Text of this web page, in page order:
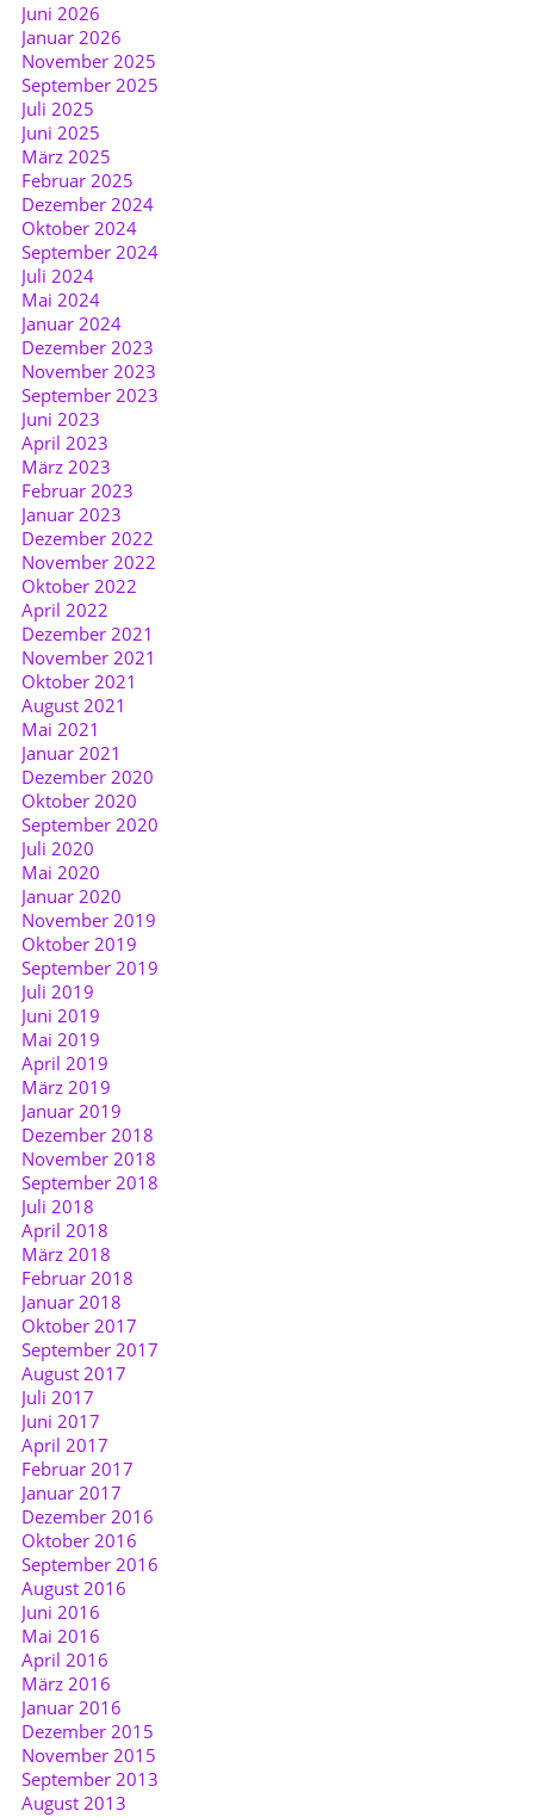
Juni 2026
Januar 2026
November 2025
September 2025
Juli 2025
Juni 2025
März 2025
Februar 2025
Dezember 2024
Oktober 2024
September 2024
Juli 2024
Mai 2024
Januar 2024
Dezember 2023
November 2023
September 2023
Juni 2023
April 2023
März 2023
Februar 2023
Januar 2023
Dezember 2022
November 2022
Oktober 2022
April 2022
Dezember 2021
November 2021
Oktober 2021
August 2021
Mai 2021
Januar 2021
Dezember 2020
Oktober 2020
September 2020
Juli 2020
Mai 2020
Januar 2020
November 2019
Oktober 2019
September 2019
Juli 2019
Juni 2019
Mai 2019
April 2019
März 2019
Januar 2019
Dezember 2018
November 2018
September 2018
Juli 2018
April 2018
März 2018
Februar 2018
Januar 2018
Oktober 2017
September 2017
August 2017
Juli 2017
Juni 2017
April 2017
Februar 2017
Januar 2017
Dezember 2016
Oktober 2016
September 2016
August 2016
Juni 2016
Mai 2016
April 2016
März 2016
Januar 2016
Dezember 2015
November 2015
September 2013
August 2013